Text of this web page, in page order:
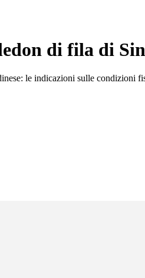
di fila di
le indicazioni sulle condizioni